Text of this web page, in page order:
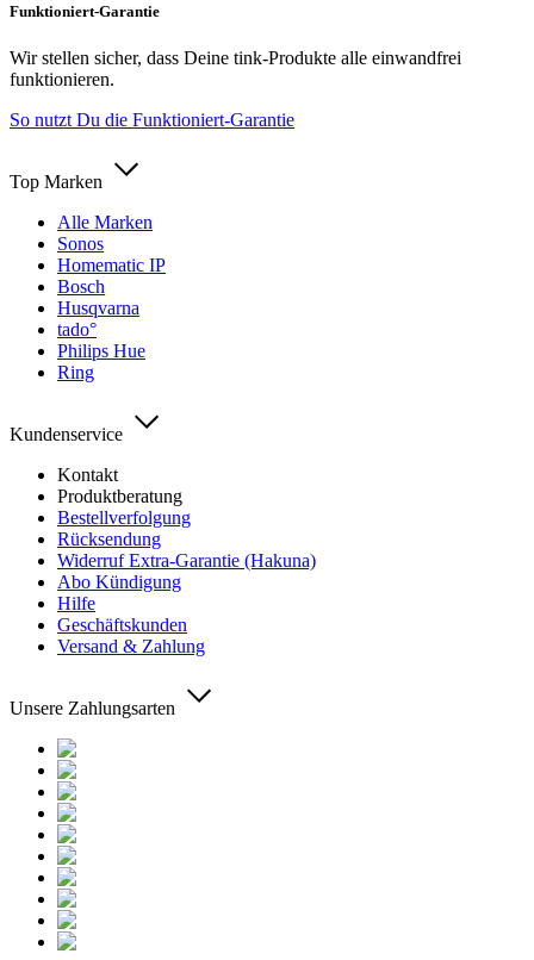
Funktioniert-Garantie
Wir stellen sicher, dass Deine tink-Produkte alle einwandfrei
funktionieren.
So nutzt Du die Funktioniert-Garantie
Top Marken
Alle Marken
Sonos
Homematic IP
Bosch
Husqvarna
tado°
Philips Hue
Ring
Kundenservice
Kontakt
Produktberatung
Bestellverfolgung
Rücksendung
Widerruf Extra-Garantie (Hakuna)
Abo Kündigung
Hilfe
Geschäftskunden
Versand & Zahlung
Unsere Zahlungsarten